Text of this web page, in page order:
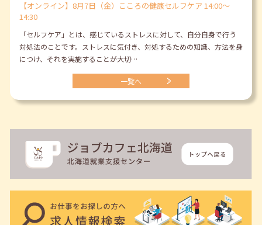
【オンライン】8月7日（金）こころの健康セルフケア 14:00～
14:30
「セルフケア」とは、感じているストレスに対して、自分自身で行う
対処法のことです。ストレスに気付き、対処するための知識、方法を身
につけ、それを実施することが大切…
一覧へ